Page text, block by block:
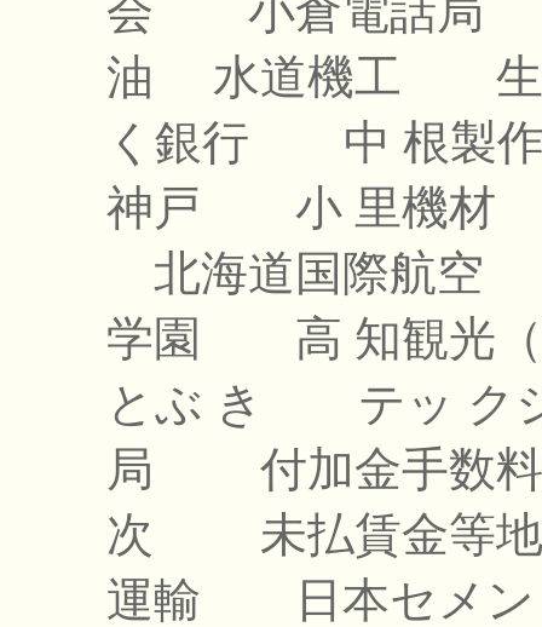
会
小倉電話局
油
水道機工
く銀行
中 根製
神戸
小 里機材
北海道国際航空
学園
高 知観光
とぶ き
テッ ク
局
付加金手数料
次
未払賃金等
運輸
日本セ